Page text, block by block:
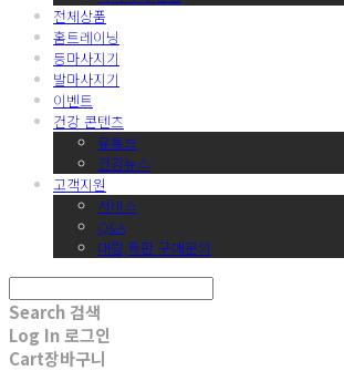
전체상품
홈트레이닝
등마사지기
발마사지기
이벤트
건강 콘텐츠
유튜브
건강뉴스
고객지원
서비스
Q&A
대량,특판 구매문의
Search 검색
Log In로그인
Cart장바구니